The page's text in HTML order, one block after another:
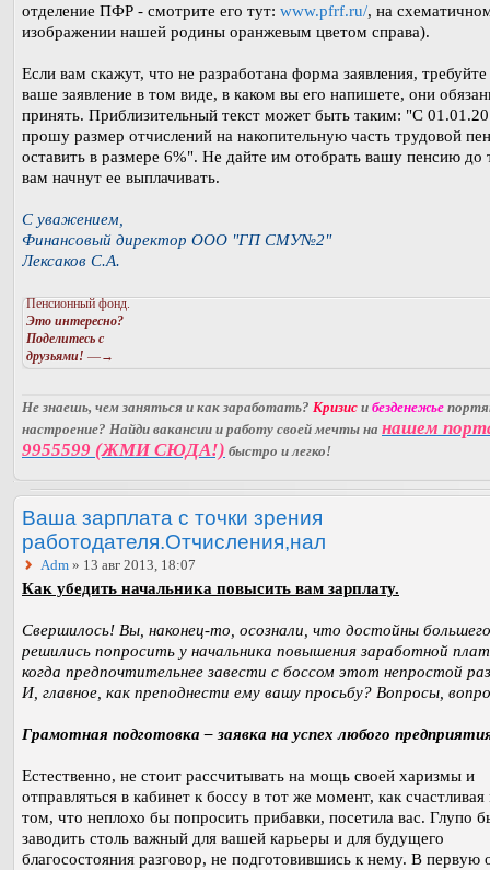
отделение ПФР - смотрите его тут: www.pfrf.ru/, на
изображении нашей родины оранжевым цветом справа).
Если вам скажут, что не разработана форма заявления,
ваше заявление в том виде, в каком вы его напишете, они
принять. Приблизительный текст может быть таким: "С
прошу размер отчислений на накопительную часть трудовой
оставить в размере 6%". Не дайте им отобрать вашу пенсию до
вам начнут ее выплачивать.
С уважением,
Финансовый директор ООО "ГП СМУ№2"
Лексаков С.А.
Пенсионный фонд.
Это интересно?
Поделитесь с
друзьями! —→
Не знаешь, чем заняться и как заработать? Кризис и безденежье
настроение? Найди вакансии и работу своей мечты на нашем
9955599 (ЖМИ СЮДА!) быстро и легко!
Ваша зарплата с точки зрения
работодателя.Отчисления,нал
Adm » 13 авг 2013, 18:07
Как убедить начальника повысить вам зарплату.
Свершилось! Вы, наконец-то, осознали, что достойны
решились попросить у начальника повышения заработной
когда предпочтительнее завести с боссом этот непростой
И, главное, как преподнести ему вашу просьбу? Вопросы,
Грамотная подготовка – заявка на успех любого
Естественно, не стоит рассчитывать на мощь своей харизмы и
отправляться в кабинет к боссу в тот же момент, как
том, что неплохо бы попросить прибавки, посетила вас. Глупо
заводить столь важный для вашей карьеры и для будущего
благосостояния разговор, не подготовившись к нему. В первую